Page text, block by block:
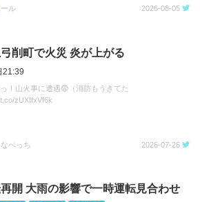
ール 2026-08-05
削町で火災 炎が上がる
21:39
！山火事に遭遇😨（消防もうきてた
zUXIfxVf6k
ぺっち 2026-07-26
開 大雨の影響で一時運転見合わせ